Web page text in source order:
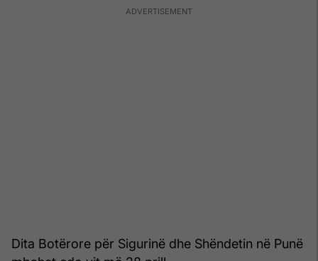
Dita Botërore për Sigurinë dhe Shëndetin në Punë